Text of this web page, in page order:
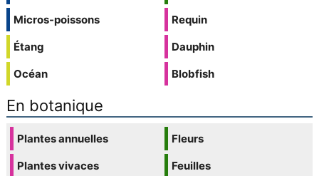
Micros-poissons
Étang
Océan
Requin
Dauphin
Blobfish
En botanique
Plantes annuelles
Plantes vivaces
Fleurs
Feuilles